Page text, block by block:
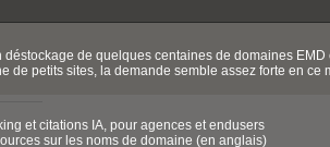
de quelques centaines de domaines
de petits sites, la demande semble assez forte en
et citations IA, pour agences et endusers
sur les noms de domaine (en anglais)